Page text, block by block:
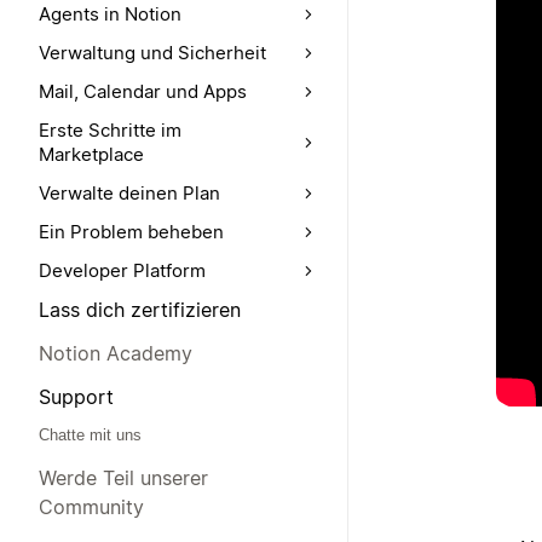
Agents in Notion
Verwaltung und Sicherheit
Mail, Calendar und Apps
Erste Schritte im
Marketplace
Verwalte deinen Plan
Ein Problem beheben
Developer Platform
Lass dich zertifizieren
Notion Academy
Support
Chatte mit uns
Werde Teil unserer
Community